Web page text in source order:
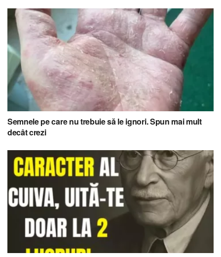
Semnele pe care nu trebuie să le ignori. Spun mai mult
decât crezi